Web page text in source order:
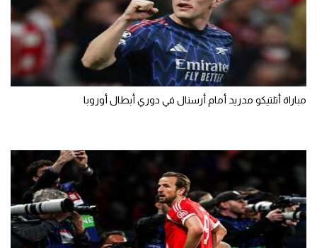
كويز في الجول
فيديو في الجول
مباراة أتلتيكو مدريد أمام أرسنال في دوري أبطال أوروبا